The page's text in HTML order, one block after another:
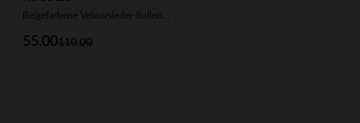
110.00
55.00